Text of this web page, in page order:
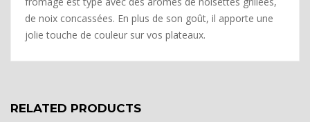
de noix concassées. En plus de son goût, il apporte une
jolie touche de couleur sur vos plateaux.
RELATED PRODUCTS